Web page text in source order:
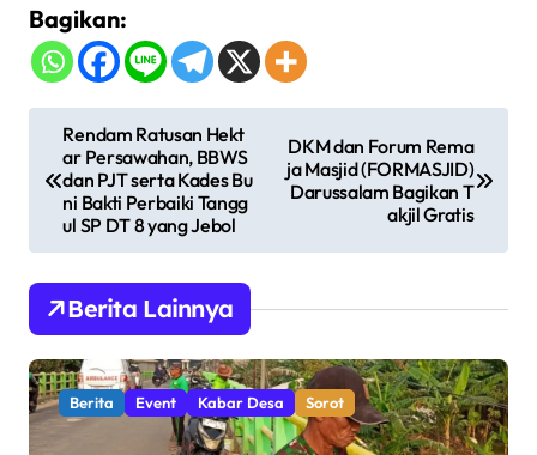
Bagikan:
i
g
a
s
i
p
Rendam Ratusan Hekt
ar Persawahan, BBWS
dan PJT serta Kades Bu
ni Bakti Perbaiki Tangg
ul SP DT 8 yang Jebol
DKM dan Forum Rema
ja Masjid (FORMASJID)
Darussalam Bagikan T
akjil Gratis
Berita Lainnya
Berita Event Kabar Desa Sorot